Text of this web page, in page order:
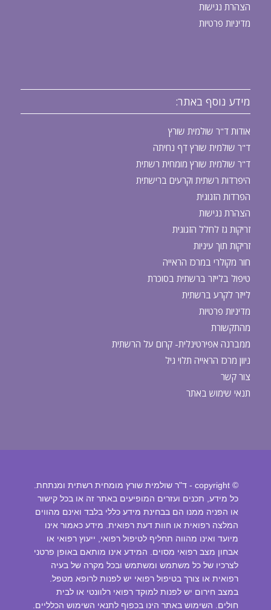
הצהרת נגישות
מדיניות פרטיות
מידע נוסף באתר:
אודות ד"ר שולמית שורץ
ד"ר שולמית שורץ דף נחיתה
ד"ר שולמית שורץ מומחית רשתית
היפרדות רשתית וקרעים ברישתית
הפרדות הזגוגית
הצהרת נגישות
זריקות גז לחלל הזגוגית
זריקות תוך עיניות
חור מקולרי במרכז הראייה
טיפול בלייזר ברשתית בסוכרת
לייזר לקרע ברשתית
מדיניות פרטיות
מהתקשורת
ממברנה אפירטינלית- קרום על הרשתית
ניוון מרכז הראייה תלוי גיל
צור קשר
תנאי שימוש באתר
© copyright - ד"ר שולמית שורץ מומחית רשתית ומנתחת.
כל מידע, תכנים ועזרים המופיעים באתר זה או בכל קישור
או הפניה ממנו הם בבחינת מידע כללי בלבד ואינם מהווים
המלצה רפואית או חוות דעת רפואית. מידע כאמור אינו
מיועד ואינו מהווה תחליף לטיפול רפואי, ייעוץ רפואי או
אבחון מצב רפואי מסוים. המידע אינו מותאם באופן פרטני
לצרכיו של כל משתמש ומשתמש ובכל מקרה של בעיה
רפואית או צורך בטיפול רפואי יש לפנות לרופא מטפל.
במצב חירום יש לפנות למוקד רפואי רלוונטי או לבית
חולים. השימוש באתר הינו בכפוף לתנאי השימוש הכלליים.